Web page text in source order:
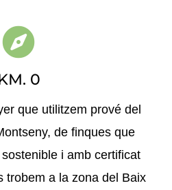
0
que utilitzem prové del
de finques que
sostenible i amb certificat
trobem a la zona del Baix